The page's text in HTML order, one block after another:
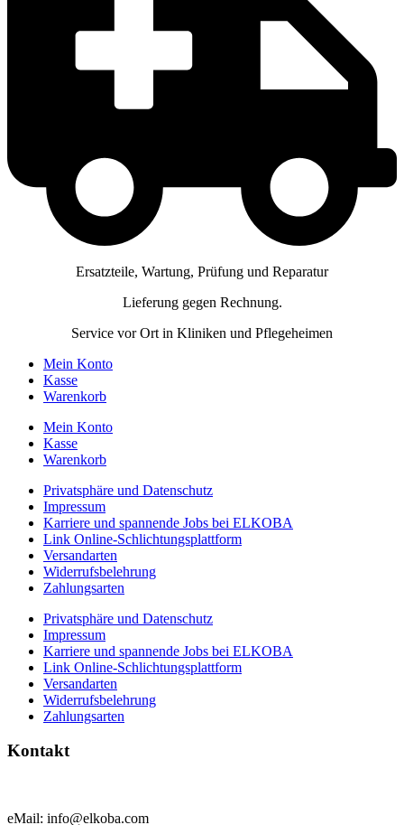
Ersatzteile, Wartung, Prüfung und Reparatur
Lieferung gegen Rechnung.
Service vor Ort in Kliniken und Pflegeheimen
Mein Konto
Kasse
Warenkorb
Mein Konto
Kasse
Warenkorb
Privatsphäre und Datenschutz
Impressum
Karriere und spannende Jobs bei ELKOBA
Link Online-Schlichtungsplattform
Versandarten
Widerrufsbelehrung
Zahlungsarten
Privatsphäre und Datenschutz
Impressum
Karriere und spannende Jobs bei ELKOBA
Link Online-Schlichtungsplattform
Versandarten
Widerrufsbelehrung
Zahlungsarten
Kontakt
eMail: info@elkoba.com